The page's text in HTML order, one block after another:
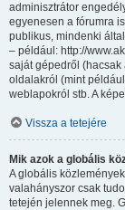
adminisztrátor
egyenesen a fórumra
publikus, mindenki
– például: http://
saját gépedről
oldalakról (mint
weblapokról stb. A
Vissza a tetejére
Mik azok a globális
A globális
valahányszor csak
tetején jelennek meg.